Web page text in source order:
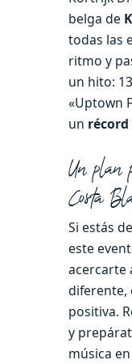
belga de
todas las
ritmo y
un hito:
«Uptown
un récord
Un plan
Costa
Si estás
este
acercarte
diferente,
positiva.
y
música